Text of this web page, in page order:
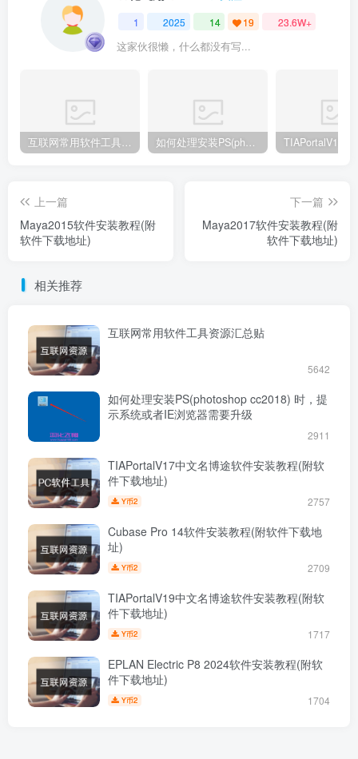
1 2025 14 19 23.6W+
这家伙很懒，什么都没有写...
互联网常用软件工具资源汇总贴 如何处理安装PS(photoshop cc2018) 时，提示系统或者IE浏览器需要升级
上一篇
Maya2015软件安装教程(附
软件下载地址)
下一篇
Maya2017软件安装教程(附
软件下载地址)
相关推荐
互联网常用软件工具资源汇总贴
5642
如何处理安装PS(photoshop cc2018) 时，提
示系统或者IE浏览器需要升级
2911
TIAPortalV17中文名博途软件安装教程(附软
件下载地址)
Y币2 2757
Cubase Pro 14软件安装教程(附软件下载地
址)
Y币2 2709
TIAPortalV19中文名博途软件安装教程(附软
件下载地址)
Y币2 1717
EPLAN Electric P8 2024软件安装教程(附软
件下载地址)
Y币2 1704